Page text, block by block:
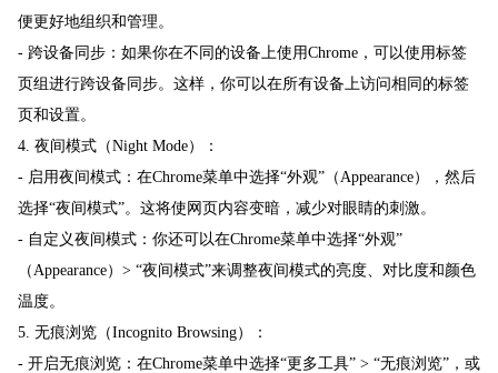
便更好地组织和管理。
- 跨设备同步：如果你在不同的设备上使用Chrome，可以使用标签
页组进行跨设备同步。这样，你可以在所有设备上访问相同的标签
页和设置。
4. 夜间模式（Night Mode）：
- 启用夜间模式：在Chrome菜单中选择“外观”（Appearance），然后
选择“夜间模式”。这将使网页内容变暗，减少对眼睛的刺激。
- 自定义夜间模式：你还可以在Chrome菜单中选择“外观”
（Appearance）> “夜间模式”来调整夜间模式的亮度、对比度和颜色
温度。
5. 无痕浏览（Incognito Browsing）：
- 开启无痕浏览：在Chrome菜单中选择“更多工具” > “无痕浏览”，或